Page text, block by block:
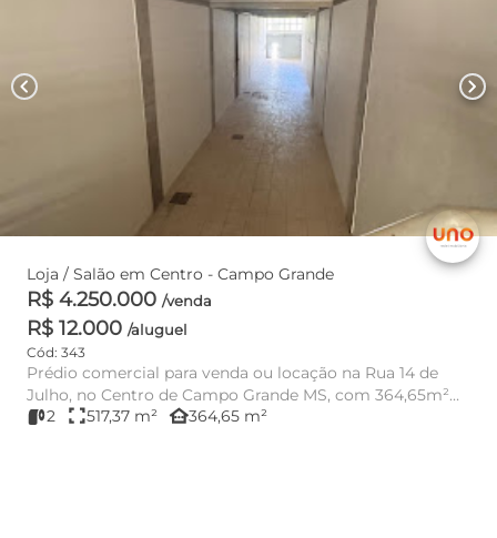
chevron_left chevron_right
Loja / Salão em Centro - Campo Grande
R$ 4.250.000 /venda
R$ 12.000 /aluguel
Cód: 343
Prédio comercial para venda ou locação na Rua 14 de
Julho, no Centro de Campo Grande MS, com 364,65m²
de área útil e est...
2 fullscreen517,37 m² other_houses364,65 m²